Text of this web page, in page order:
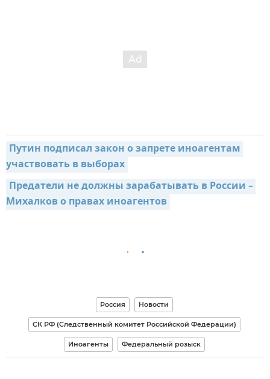
Путин подписал закон о запрете иноагентам
участвовать в выборах
Предатели не должны зарабатывать в России –
Михалков о правах иноагентов
Россия Новости
СК РФ (Следственный комитет Российской Федерации)
Иноагенты Федеральный розыск